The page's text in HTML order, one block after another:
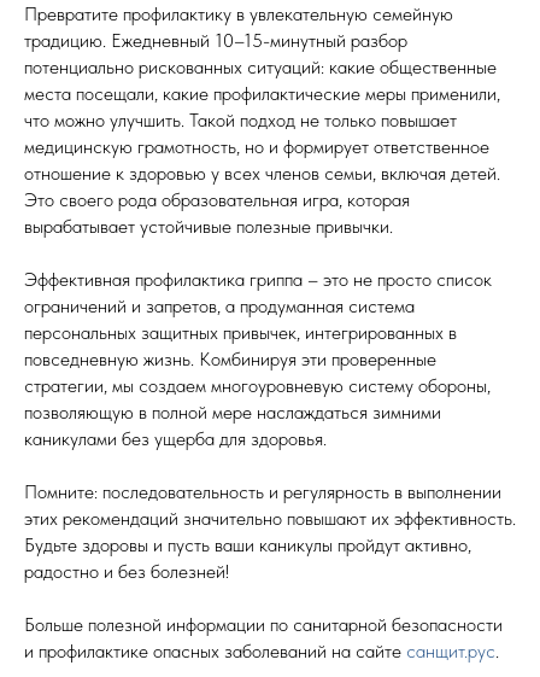
Превратите профилактику в увлекательную семейную
традицию. Ежедневный 10–15-минутный разбор
потенциально рискованных ситуаций: какие общественные
места посещали, какие профилактические меры применили,
что можно улучшить. Такой подход не только повышает
медицинскую грамотность, но и формирует ответственное
отношение к здоровью у всех членов семьи, включая детей.
Это своего рода образовательная игра, которая
вырабатывает устойчивые полезные привычки.
Эффективная профилактика гриппа – это не просто список
ограничений и запретов, а продуманная система
персональных защитных привычек, интегрированных в
повседневную жизнь. Комбинируя эти проверенные
стратегии, мы создаем многоуровневую систему обороны,
позволяющую в полной мере наслаждаться зимними
каникулами без ущерба для здоровья.
Помните: последовательность и регулярность в выполнении
этих рекомендаций значительно повышают их эффективность.
Будьте здоровы и пусть ваши каникулы пройдут активно,
радостно и без болезней!
Больше полезной информации по санитарной безопасности
и профилактике опасных заболеваний на сайте санщит.рус.